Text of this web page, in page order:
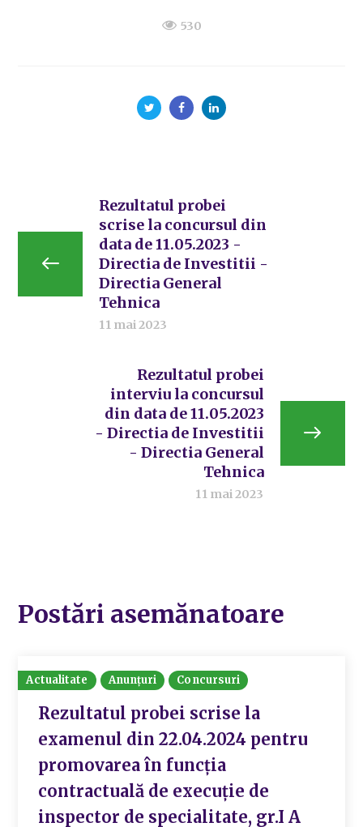
530
Rezultatul probei
scrise la concursul din
data de 11.05.2023 -
Directia de Investitii -
Directia General
Tehnica
11 mai 2023
Rezultatul probei
interviu la concursul
din data de 11.05.2023
- Directia de Investitii
- Directia General
Tehnica
11 mai 2023
Postări asemănatoare
Actualitate Anunțuri Concursuri
Rezultatul probei scrise la
examenul din 22.04.2024 pentru
promovarea în funcția
contractuală de execuție de
inspector de specialitate, gr.I A